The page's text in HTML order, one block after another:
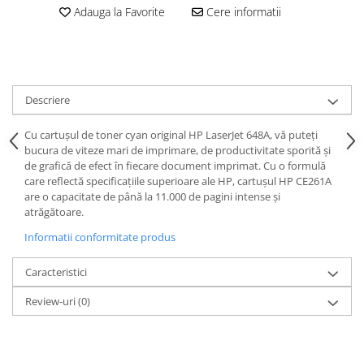
Adauga la Favorite Cere informatii
Descriere
Cu cartușul de toner cyan original HP LaserJet 648A, vă puteți
bucura de viteze mari de imprimare, de productivitate sporită și
de grafică de efect în fiecare document imprimat. Cu o formulă
care reflectă specificațiile superioare ale HP, cartușul HP CE261A
are o capacitate de până la 11.000 de pagini intense și
atrăgătoare.
Informatii conformitate produs
Caracteristici
Review-uri(0)